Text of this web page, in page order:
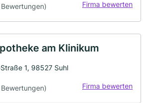
Firma bewerten
am Klinikum
1, 98527 Suhl
Firma bewerten